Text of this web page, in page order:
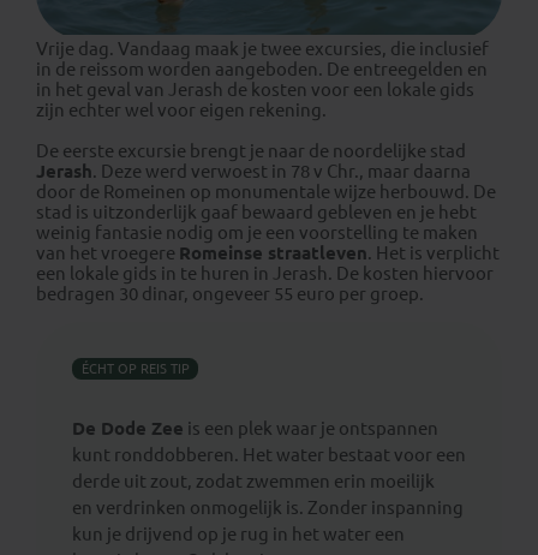
Vrije dag. Vandaag maak je twee excursies, die inclusief
in de reissom worden aangeboden. De entreegelden en
in het geval van Jerash de kosten voor een lokale gids
zijn echter wel voor eigen rekening.
De eerste excursie brengt je naar de noordelijke stad
Jerash. Deze werd verwoest in 78 v Chr., maar daarna
door de Romeinen op monumentale wijze herbouwd. De
stad is uitzonderlijk gaaf bewaard gebleven en je hebt
weinig fantasie nodig om je een voorstelling te maken
van het vroegere Romeinse straatleven. Het is verplicht
een lokale gids in te huren in Jerash. De kosten hiervoor
bedragen 30 dinar, ongeveer 55 euro per groep.
ÉCHT OP REIS TIP
De Dode Zee is een plek waar je ontspannen
kunt ronddobberen. Het water bestaat voor een
derde uit zout, zodat zwemmen erin moeilijk
en verdrinken onmogelijk is. Zonder inspanning
kun je drijvend op je rug in het water een